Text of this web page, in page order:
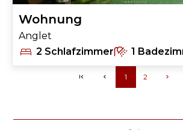
Wohnung
Anglet
2 Schlafzimmer
1
1 2